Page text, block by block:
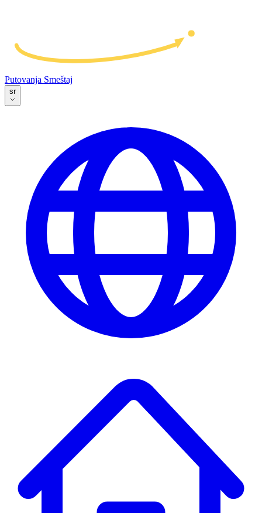
Putovanja Smeštaj
sr